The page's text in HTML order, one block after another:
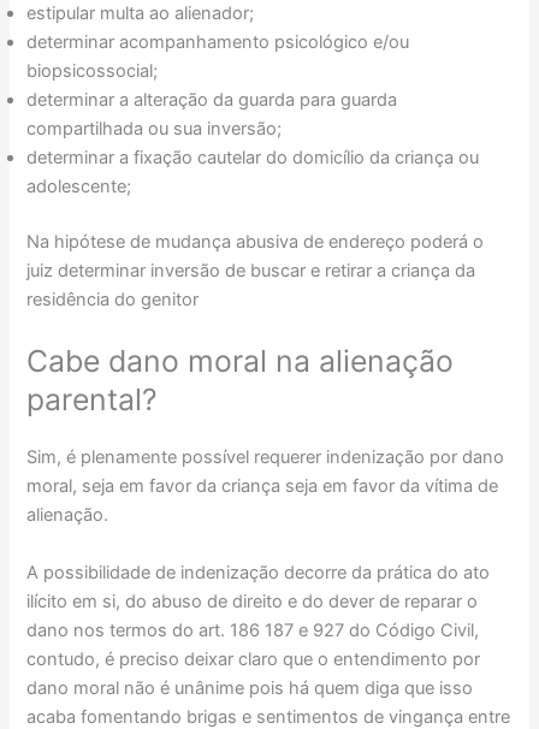
estipular multa ao alienador;
determinar acompanhamento psicológico e/ou
biopsicossocial;
determinar a alteração da guarda para guarda
compartilhada ou sua inversão;
determinar a fixação cautelar do domicílio da criança ou
adolescente;
Na hipótese de mudança abusiva de endereço poderá o
juiz determinar inversão de buscar e retirar a criança da
residência do genitor
Cabe dano moral na alienação
parental?
Sim, é plenamente possível requerer indenização por dano
moral, seja em favor da criança seja em favor da vítima de
alienação.
A possibilidade de indenização decorre da prática do ato
ilícito em si, do abuso de direito e do dever de reparar o
dano nos termos do art. 186 187 e 927 do Código Civil,
contudo, é preciso deixar claro que o entendimento por
dano moral não é unânime pois há quem diga que isso
acaba fomentando brigas e sentimentos de vingança entre